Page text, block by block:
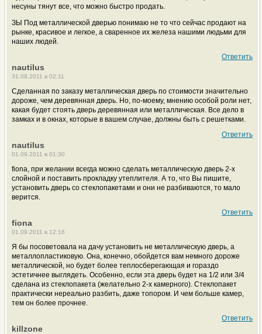
несуны тянут все, что можно быстро продать.
ЗЫ Под металлической дверью понимаю не то что сейчас продают на
рынке, красивое и легкое, а сваренное их железа нашими людьми для
наших людей.
Ответить
nautilus
31.08.2011 в 02:11
Сделанная по заказу металлическая дверь по стоимости значительно
дороже, чем деревянная дверь. Но, по-моему, мнению особой роли нет,
какая будет стоять дверь деревянная или металлическая. Все дело в
замках и в окнах, которые в вашем случае, должны быть с решетками.
Ответить
nautilus
01.09.2011 в 01:30
fiona, при желании всегда можно сделать металлическую дверь 2-х
слойной и поставить прокладку утеплителя. А то, что Вы пишите,
установить дверь со стеклопакетами и они не разбиваются, то мало
верится.
Ответить
fiona
01.09.2011 в 12:16
Я бы посоветовала на дачу установить не металлическую дверь, а
металлопластиковую. Она, конечно, обойдется вам немного дороже
металлической, но будет более теплосберегающая и гораздо
эстетичнее выглядеть. Особенно, если эта дверь будет на 1/2 или 3/4
сделана из стеклопакета (желательно 2-х камерного). Стеклопакет
практически нереально разбить, даже топором. И чем больше камер,
тем он более прочнее.
Ответить
killzone